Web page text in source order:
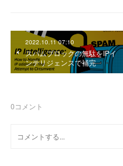
2022.10.11 07:10
スパムブロックの無駄をIPイ
ンテリジェンスで補完
0コメント